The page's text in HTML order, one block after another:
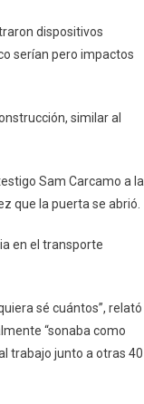
dispositivos
serían pero impactos
similar al
Sam Carcamo a la
que la puerta se abrió.
en el transporte
sé cuántos”, relató
“sonaba como
trabajo junto a otras 40